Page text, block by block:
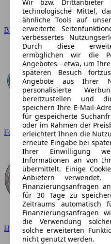
BMW
Ford
Hyundai
Wir bzw. Drittanbieter
technologische Mittel,
ähnliche Tools auf
erweiterte
verbessertes
Durch diese
ermöglichen wir die
Angebotes - etwa, um
späteren Besuch
Angebote aus Ihrer
personalisierte
bereitzustellen und
speichern Ihre E-Mail-
für gespeicherte
oder im Rahmen der
erleichtert Ihnen die
erneute Eingabe bei
Ihrer Einwilligung
Informationen an von
übermittelt. Einige
Anbietern
Finanzierungsanfragen
für 30 Tage zu
Zeitraums
Finanzierungsanfragen
die Verwendung
solche erweiterten
nicht genutzt werden.